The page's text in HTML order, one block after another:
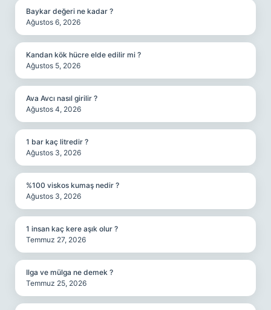
Baykar değeri ne kadar ?
Ağustos 6, 2026
Kandan kök hücre elde edilir mi ?
Ağustos 5, 2026
Ava Avcı nasıl girilir ?
Ağustos 4, 2026
1 bar kaç litredir ?
Ağustos 3, 2026
%100 viskos kumaş nedir ?
Ağustos 3, 2026
1 insan kaç kere aşık olur ?
Temmuz 27, 2026
Ilga ve mülga ne demek ?
Temmuz 25, 2026